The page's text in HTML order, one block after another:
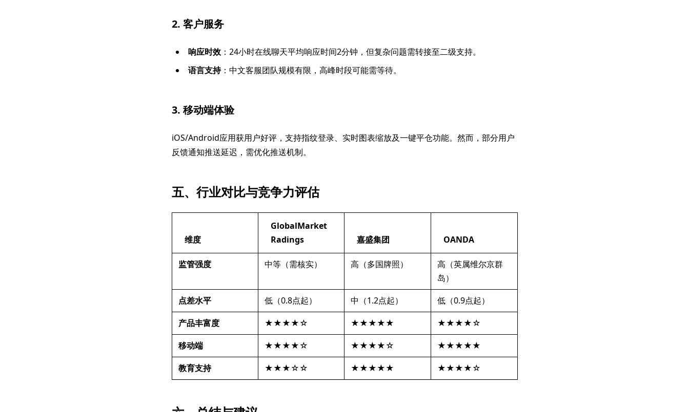
2. 客户服务
响应时效：24小时在线聊天平均响应时间2分钟，但复杂问题需转接至二级支持。
语言支持：中文客服团队规模有限，高峰时段可能需等待。
3. 移动端体验
iOS/Android应用获用户好评，支持指纹登录、实时图表缩放及一键平仓功能。然而，部分用户
反馈通知推送延迟，需优化推送机制。
五、行业对比与竞争力评估
维度
GlobalMarket
Radings
嘉盛集团 OANDA
监管强度 中等（需核实） 高（多国牌照）
高（英属维尔京群
岛）
点差水平
低（0.8点起） 中（1.2点起）
低（0.9点起）
产品丰富度
★★★★☆ ★★★★★
★★★★☆
移动端
★★★★☆ ★★★★☆
★★★★★
教育支持
★★★☆☆ ★★★★★ ★★★★☆